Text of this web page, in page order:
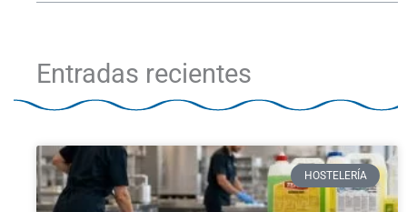
Entradas recientes
HOSTELERÍA